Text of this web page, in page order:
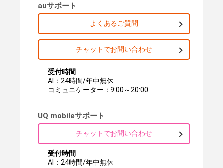
auサポート
よくあるご質問
チャットでお問い合わせ
受付時間
AI：24時間/年中無休
コミュニケーター：9:00～20:00
UQ mobileサポート
チャットでお問い合わせ
受付時間
AI：24時間/年中無休